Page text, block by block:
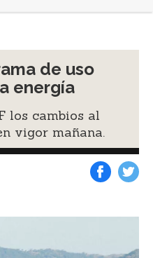
de uso
energía
los cambios al
vigor mañana.